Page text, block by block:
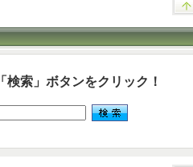
「検索」ボタンをクリック！